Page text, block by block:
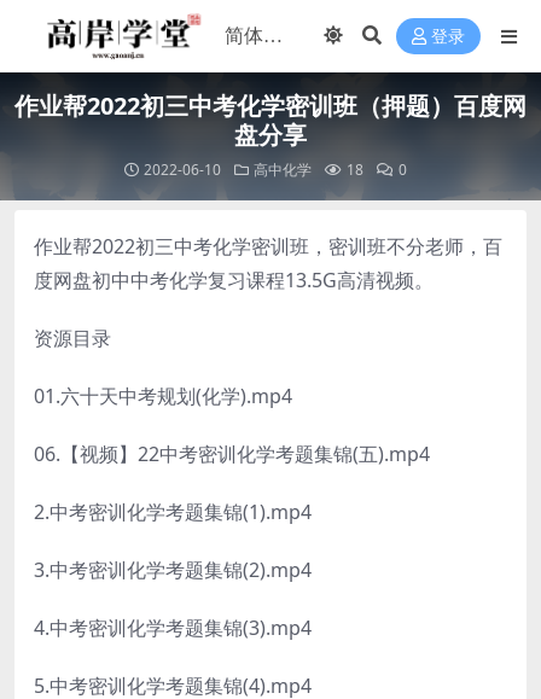
登录
作业帮2022初三中考化学密训班（押题）百度网
盘分享
2022-06-10 高中化学 18 0
作业帮2022初三中考化学密训班，密训班不分老师，百
度网盘初中中考化学复习课程13.5G高清视频。
资源目录
01.六十天中考规划(化学).mp4
06.【视频】22中考密训化学考题集锦(五).mp4
2.中考密训化学考题集锦(1).mp4
3.中考密训化学考题集锦(2).mp4
4.中考密训化学考题集锦(3).mp4
5.中考密训化学考题集锦(4).mp4